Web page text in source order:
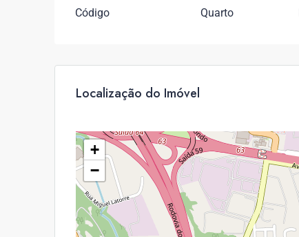
Código
Quarto
Localização do Imóvel
+
−